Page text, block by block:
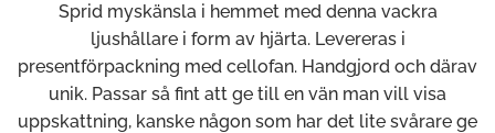
Sprid myskänsla i hemmet med denna vackra
ljushållare i form av hjärta. Levereras i
presentförpackning med cellofan. Handgjord och därav
unik. Passar så fint att ge till en vän man vill visa
uppskattning, kanske någon som har det lite svårare ge